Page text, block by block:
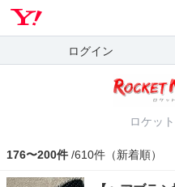
ログイン
ロケッ
176〜200件 /610件（新着順）